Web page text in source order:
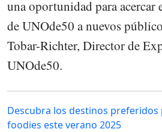
una oportunidad para acercar
de UNOde50 a nuevos
Tobar-Richter, Director de
UNOde50.
Descubra los destinos preferidos
foodies este verano 2025